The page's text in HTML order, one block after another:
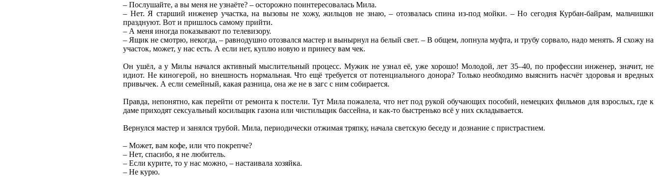
– Послушайте, а вы меня не узнаёте? – осторожно поинтересовалась Мила.
– Нет. Я старший инженер участка, на вызовы не хожу, жильцов не знаю, – отозвалась спина из-под мойки. – Но сегодня Курбан-байрам, мальчишки
празднуют. Вот и пришлось самому прийти.
– А меня иногда показывают по телевизору.
– Ящик не смотрю, некогда, – равнодушно отозвался мастер и вынырнул на белый свет. – В общем, лопнула муфта, и трубу сорвало, надо менять. Я схожу на
участок, может, у нас есть. А если нет, куплю новую и принесу вам чек.
Он ушёл, а у Милы начался активный мыслительный процесс. Мужик не узнал её, уже хорошо! Молодой, лет 35–40, по профессии инженер, значит, не
идиот. Не киногерой, но внешность нормальная. Что ещё требуется от потенциального донора? Только необходимо выяснить насчёт здоровья и вредных
привычек. А если семейный, какая разница, она же не в загс с ним собирается.
Правда, непонятно, как перейти от ремонта к постели. Тут Мила пожалела, что нет под рукой обучающих пособий, немецких фильмов для взрослых, где к
даме приходят сексуальный косильщик газона или чистильщик бассейна, и как-то быстренько всё у них складывается.
Вернулся мастер и занялся трубой. Мила, периодически отжимая тряпку, начала светскую беседу и дознание с пристрастием.
– Может, вам кофе, или что покрепче?
– Нет, спасибо, я не любитель.
– Если курите, то у нас можно, – настаивала хозяйка.
– Не курю.